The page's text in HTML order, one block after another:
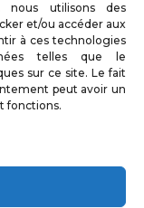
nous utilisons des
et/ou accéder aux
à ces technologies
telles que le
sur ce site. Le fait
peut avoir un
fonctions.